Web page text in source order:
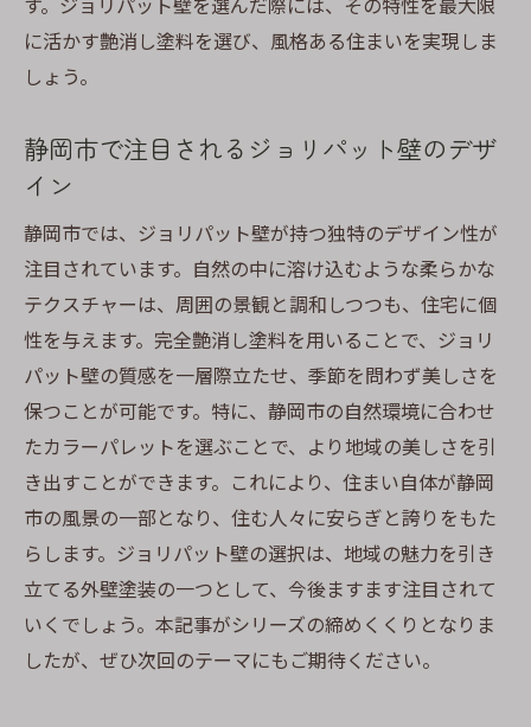
に活かす艶消し塗料を選び、風格ある住まいを実現しま
しょう。
静岡市で注目されるジョリパット壁のデザ
イン
静岡市では、ジョリパット壁が持つ独特のデザイン性が
注目されています。自然の中に溶け込むような柔らかな
テクスチャーは、周囲の景観と調和しつつも、住宅に個
性を与えます。完全艶消し塗料を用いることで、ジョリ
パット壁の質感を一層際立たせ、季節を問わず美しさを
保つことが可能です。特に、静岡市の自然環境に合わせ
たカラーパレットを選ぶことで、より地域の美しさを引
き出すことができます。これにより、住まい自体が静岡
市の風景の一部となり、住む人々に安らぎと誇りをもた
らします。ジョリパット壁の選択は、地域の魅力を引き
立てる外壁塗装の一つとして、今後ますます注目されて
いくでしょう。本記事がシリーズの締めくくりとなりま
したが、ぜひ次回のテーマにもご期待ください。